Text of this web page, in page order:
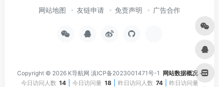
网站地图 友链申请 免责声明 广告合作
Copyright © 2026 K导航网 滇ICP备2023001471号-1 网站数据概况 -
今日访问人数 14 今日访问量 18 昨日访问人数 74 昨日访问量